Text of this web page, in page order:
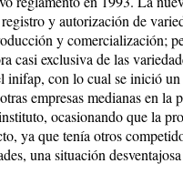
y autorización de
y comercialización;
casi exclusiva de las
inifap, con lo cual se inició
empresas me­dia­nas en la
oca­sio­nan­do que la
ya que tenía otros
una situación